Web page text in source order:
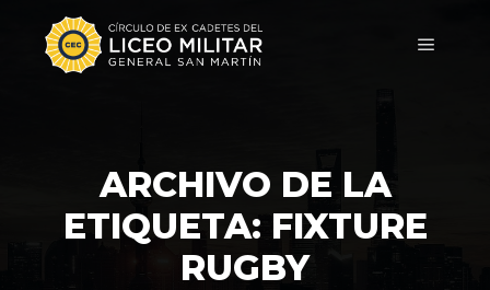
ARCHIVO DE LA
ETIQUETA: FIXTURE
RUGBY